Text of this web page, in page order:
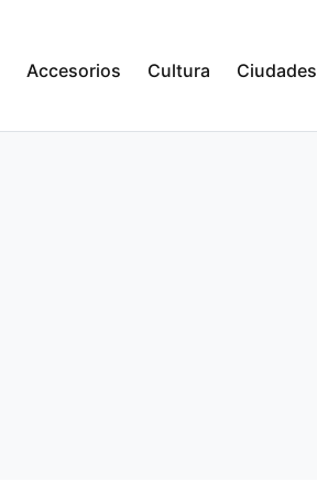
Accesorios Cultura Ciudades